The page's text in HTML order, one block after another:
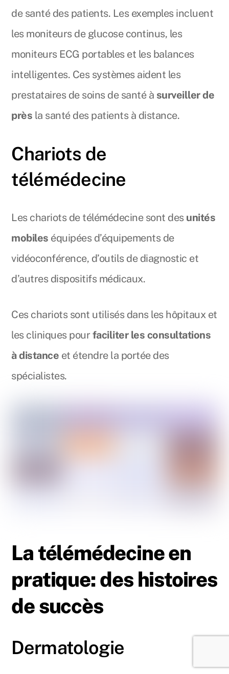
de santé des patients. Les exemples incluent
les moniteurs de glucose continus, les
moniteurs ECG portables et les balances
intelligentes. Ces systèmes aident les
prestataires de soins de santé à surveiller de
près la santé des patients à distance.
Chariots de
télémédecine
Les chariots de télémédecine sont des unités
mobiles équipées d’équipements de
vidéoconférence, d’outils de diagnostic et
d’autres dispositifs médicaux.
Ces chariots sont utilisés dans les hôpitaux et
les cliniques pour faciliter les consultations
à distance et étendre la portée des
spécialistes.
La télémédecine en
pratique: des histoires
de succès
Dermatologie